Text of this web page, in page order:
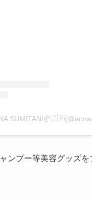
ンプー等美容グッズ